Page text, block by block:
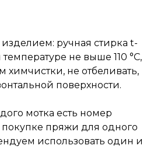
изделием: ручная стирка t-
не выше 110 °C,
не отбеливать,
поверхности.
мотка есть номер
пряжи для одного
использовать один и